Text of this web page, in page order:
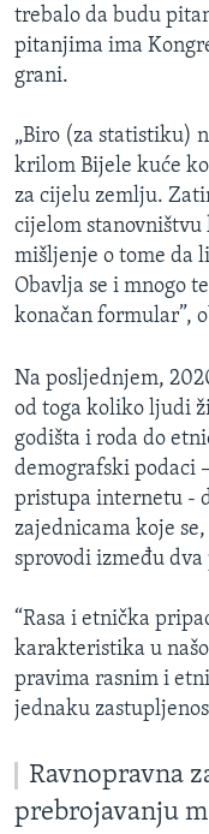
trebalo da budu
pitanjima ima
grani.
„Biro (za statistiku)
krilom Bijele kuće
za cijelu zemlju.
cijelom stanovništvu
mišljenje o tome da
Obavlja se i mnogo
konačan formular”,
Na posljednjem,
od toga koliko ljudi
godišta i roda do
demografski podaci
pristupa internetu -
zajednicama koje
sprovodi između dva
“Rasa i etnička
karakteristika u
pravima rasnim i
jednaku
Ravnopravna
prebrojavanju